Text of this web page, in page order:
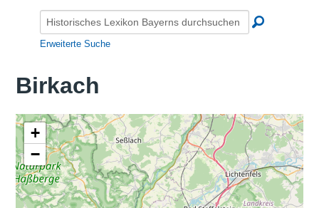
Erweiterte Suche
Birkach
+
−